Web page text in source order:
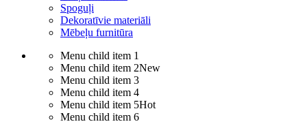
Spoguļi
Dekoratīvie materiāli
Mēbeļu furnitūra
Menu child item 1
Menu child item 2New
Menu child item 3
Menu child item 4
Menu child item 5Hot
Menu child item 6